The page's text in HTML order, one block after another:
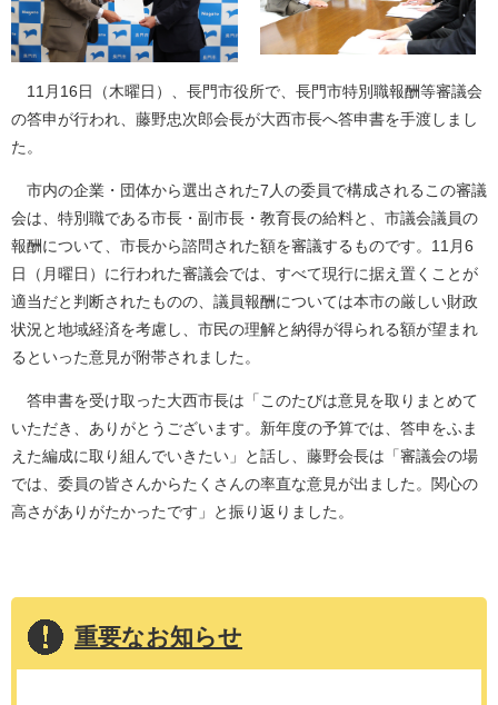
11月16日（木曜日）、長門市役所で、長門市特別職報酬等審議会
の答申が行われ、藤野忠次郎会長が大西市長へ答申書を手渡しまし
た。
市内の企業・団体から選出された7人の委員で構成されるこの審議
会は、特別職である市長・副市長・教育長の給料と、市議会議員の
報酬について、市長から諮問された額を審議するものです。11月6
日（月曜日）に行われた審議会では、すべて現行に据え置くことが
適当だと判断されたものの、議員報酬については本市の厳しい財政
状況と地域経済を考慮し、市民の理解と納得が得られる額が望まれ
るといった意見が附帯されました。
答申書を受け取った大西市長は「このたびは意見を取りまとめて
いただき、ありがとうございます。新年度の予算では、答申をふま
えた編成に取り組んでいきたい」と話し、藤野会長は「審議会の場
では、委員の皆さんからたくさんの率直な意見が出ました。関心の
高さがありがたかったです」と振り返りました。
重要なお知らせ